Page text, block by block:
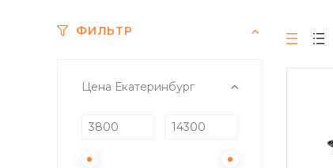
ФИЛЬТР
Цена Екатеринбург